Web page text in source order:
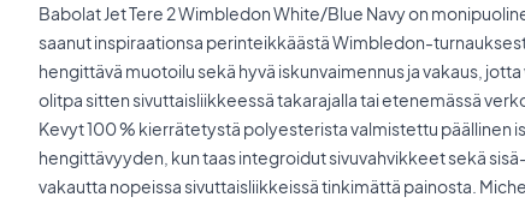
Babolat Jet Tere 2 Wimbledon White/Blue Navy on
saanut inspiraationsa perinteikkäästä Wimbledon-
hengittävä muotoilu sekä hyvä iskunvaimennus ja vakaus,
olitpa sitten sivuttaisliikkeessä takarajalla tai etenemässä
Kevyt 100 % kierrätetystä polyesterista valmistettu päällinen
hengittävyyden, kun taas integroidut sivuvahvikkeet sekä
vakautta nopeissa sivuttaisliikkeissä tinkimättä painosta.